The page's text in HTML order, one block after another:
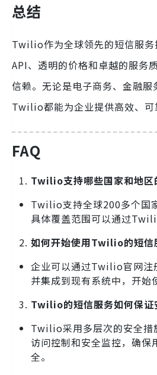
总结
Twilio作为全球领先的短信服务
API、透明的价格和卓越的服务
信赖。无论是电子商务、金融服
Twilio都能为企业提供高效、可
FAQ
Twilio支持哪些国家和地区
Twilio支持全球200多个国
具体覆盖范围可以通过
如何开始使用Twilio的短信
企业可以通过Twilio官网注
并集成到现有系统中，开始
Twilio的短信服务如何保证
Twilio采用多层次的安全措
访问控制和安全监控，确保
全。